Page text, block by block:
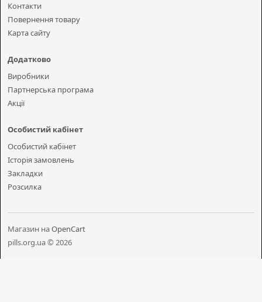
Контакти
Повернення товару
Карта сайту
Додатково
Виробники
Партнерська програма
Акції
Особистий кабінет
Особистий кабінет
Історія замовлень
Закладки
Розсилка
Магазин наOpenCart
pills.org.ua © 2026